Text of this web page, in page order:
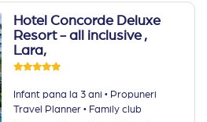
Hotel Concorde Deluxe
Resort - all inclusive ,
Lara,
Infant pana la 3 ani ·Propuneri
Travel Planner ·Family club